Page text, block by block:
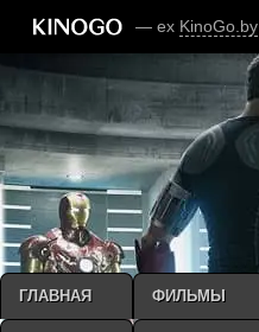
— ex KinoGo.by
ГЛАВНАЯ ФИЛЬМЫ